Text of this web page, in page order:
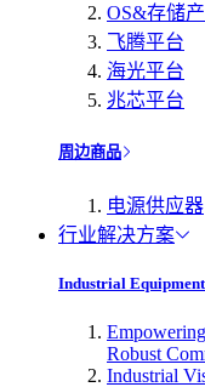
OS&存储
飞腾平台
海光平台
兆芯平台
周边商品
电源供应器
行业解决方案
Industrial
Robust
Industrial